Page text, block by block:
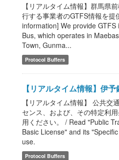
【リアルタイム情報】群馬県
行する事業者のGTFS情報を
information] We provide
Bus, which operates in
Town, Gunma...
Protocol Buffers
【リアルタイム情報】伊予
【リアルタイム情報】 公共交
センス、および、その特定利
用ください。 / Read "Public
Basic License" and its
use.
Protocol Buffers